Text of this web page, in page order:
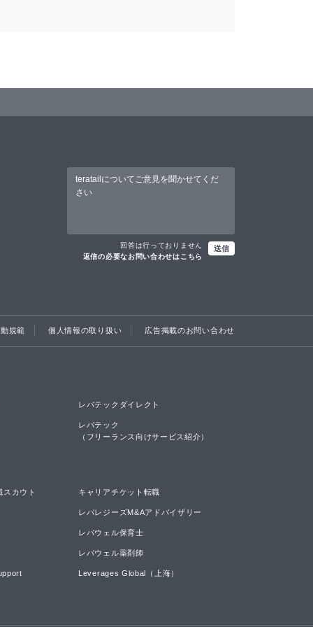
回答は行っておりません
返信の必要なお問い合わせはこちら
送信
規範 個人情報の取り扱い 広告掲載のお問い合わせ
レバテックダイレクト
レバテック
（フリーランス向けサービス紹介）
スカウト キャリアチケット転職
レバレジーズM&Aアドバイザリー
レバウェル保育士
レバウェル薬剤師
Leverages Global（上海）